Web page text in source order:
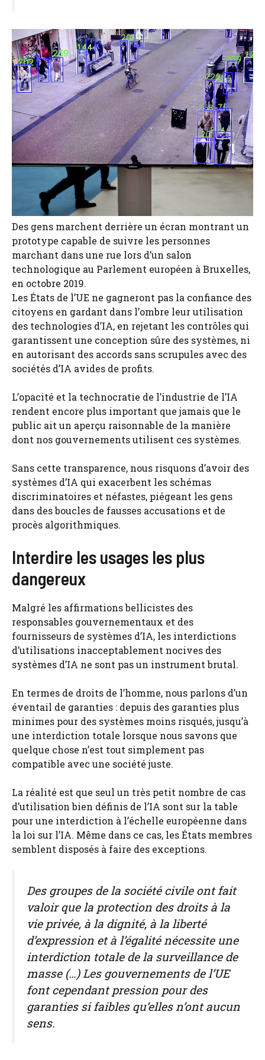
Des gens marchent derrière un écran montrant un
prototype capable de suivre les personnes
marchant dans une rue lors d’un salon
technologique au Parlement européen à Bruxelles,
en octobre 2019.
Les États de l’UE ne gagneront pas la confiance des
citoyens en gardant dans l’ombre leur utilisation
des technologies d’IA, en rejetant les contrôles qui
garantissent une conception sûre des systèmes, ni
en autorisant des accords sans scrupules avec des
sociétés d’IA avides de profits.
L’opacité et la technocratie de l’industrie de l’IA
rendent encore plus important que jamais que le
public ait un aperçu raisonnable de la manière
dont nos gouvernements utilisent ces systèmes.
Sans cette transparence, nous risquons d’avoir des
systèmes d’IA qui exacerbent les schémas
discriminatoires et néfastes, piégeant les gens
dans des boucles de fausses accusations et de
procès algorithmiques.
Interdire les usages les plus
dangereux
Malgré les affirmations bellicistes des
responsables gouvernementaux et des
fournisseurs de systèmes d’IA, les interdictions
d’utilisations inacceptablement nocives des
systèmes d’IA ne sont pas un instrument brutal.
En termes de droits de l’homme, nous parlons d’un
éventail de garanties : depuis des garanties plus
minimes pour des systèmes moins risqués, jusqu’à
une interdiction totale lorsque nous savons que
quelque chose n’est tout simplement pas
compatible avec une société juste.
La réalité est que seul un très petit nombre de cas
d’utilisation bien définis de l’IA sont sur la table
pour une interdiction à l’échelle européenne dans
la loi sur l’IA. Même dans ce cas, les États membres
semblent disposés à faire des exceptions.
Des groupes de la société civile ont fait
valoir que la protection des droits à la
vie privée, à la dignité, à la liberté
d’expression et à l’égalité nécessite une
interdiction totale de la surveillance de
masse (…) Les gouvernements de l’UE
font cependant pression pour des
garanties si faibles qu’elles n’ont aucun
sens.